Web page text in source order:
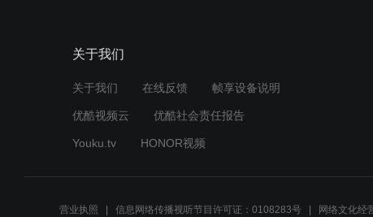
关于我们
关于我们 在线反馈 帧享设备说明
优酷视频云 优酷社会责任报告
Youku.tv HONOR视频
营业执照 信息网络传播视听节目许可证：0108283号 网络文化经